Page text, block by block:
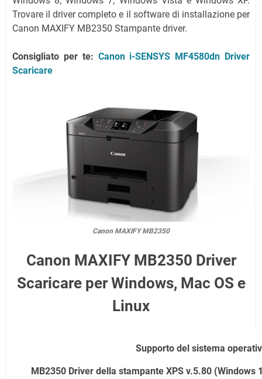
Trovare il driver completo e il software di installazione per
Canon MAXIFY MB2350 Stampante driver.
Consigliato per te: Canon i-SENSYS MF4580dn Driver
Scaricare
Canon MAXIFY MB2350
Canon MAXIFY MB2350 Driver
Scaricare per Windows, Mac OS e
Linux
Supporto del sistema
MB2350 Driver della stampante XPS v.5.80